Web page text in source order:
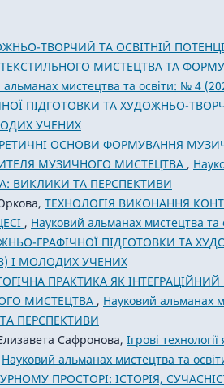
ТВОРЧИЙ ТА ОСВІТНІЙ
МИСТЕЦТВА ТА
альманах мистецтва та освіти: № 4
ПІДГОТОВКИ ТА ХУДОЖНЬО-
УЧЕНИХ
ОСНОВИ ФОРМУВАННЯ
МУЗИЧНОГО МИСТЕЦТВА ,
ВИКЛИКИ ТА ПЕРСПЕКТИВИ
ТЕХНОЛОГІЯ ВИКОНАННЯ
, Науковий альманах мистецтва
ГРАФІЧНОЇ ПІДГОТОВКИ ТА
І МОЛОДИХ УЧЕНИХ
ПРАКТИКА ЯК
МИСТЕЦТВА , Науковий альманах
ПЕРСПЕКТИВИ
Сафронова, Ігрові
Науковий альманах мистецтва та
ПРОСТОРІ: ІСТОРІЯ,